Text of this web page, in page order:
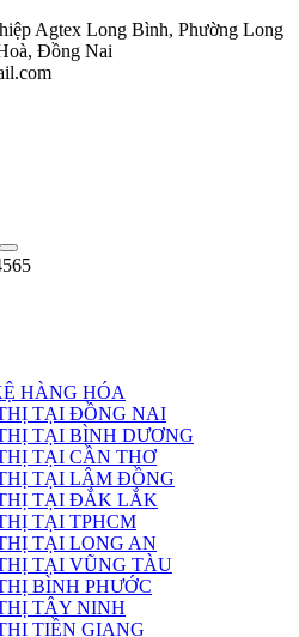
Agtex Long Bình, Phường Long
Đồng Nai
HÀNG HÓA
TẠI ĐỒNG NAI
TẠI BÌNH DƯƠNG
TẠI CẦN THƠ
TẠI LÂM ĐỒNG
TẠI ĐẮK LẮK
TẠI TPHCM
TẠI LONG AN
TẠI VŨNG TÀU
BÌNH PHƯỚC
TÂY NINH
TIỀN GIANG